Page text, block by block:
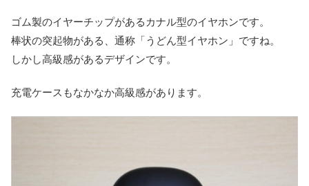
ゴム製のイヤーチップがあるカナル型のイヤホンです。
棒状の突起物がある、通称「うどん型イヤホン」ですね。
しかし高級感があるデザインです。
充電ケースもなかなか高級感があります。